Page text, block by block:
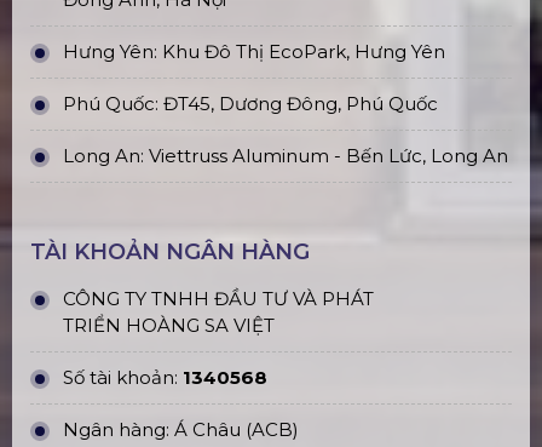
Hưng Yên: Khu Đô Thị EcoPark, Hưng Yên
Phú Quốc: ĐT45, Dương Đông, Phú Quốc
Long An: Viettruss Aluminum - Bến Lức, Long An
TÀI KHOẢN NGÂN HÀNG
CÔNG TY TNHH ĐẦU TƯ VÀ PHÁT
TRIỂN HOÀNG SA VIỆT
Số tài khoản: 1340568
Ngân hàng: Á Châu (ACB)